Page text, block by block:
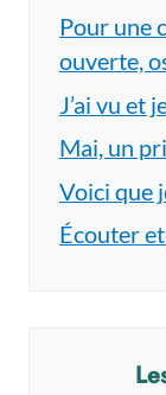
Pour une
ouverte,
J’ai vu et
Mai, un
Voici que
Écouter